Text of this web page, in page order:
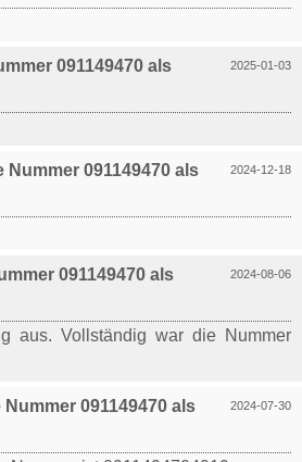
2025-01-03
091149470 als
2024-12-18
Nummer 091149470 als
2024-08-06
091149470 als
aus. Vollständig war die Nummer
2024-07-30
091149470 als